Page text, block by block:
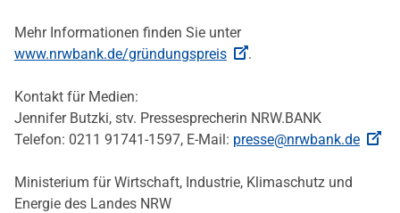
Mehr Informationen finden Sie unter
www.nrwbank.de/gründungspreis
.
Kontakt für Medien:
Jennifer Butzki, stv. Pressesprecherin NRW.BANK
Telefon: 0211 91741-1597, E-Mail: presse@nrwbank.de
Ministerium für Wirtschaft, Industrie, Klimaschutz und
Energie des Landes NRW